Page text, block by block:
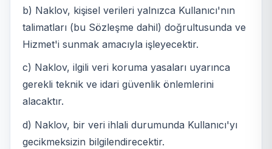
b) Naklov, kişisel verileri yalnızca Kullanıcı'nın
talimatları (bu Sözleşme dahil) doğrultusunda ve
Hizmet'i sunmak amacıyla işleyecektir.
c) Naklov, ilgili veri koruma yasaları uyarınca
gerekli teknik ve idari güvenlik önlemlerini
alacaktır.
d) Naklov, bir veri ihlali durumunda Kullanıcı'yı
gecikmeksizin bilgilendirecektir.